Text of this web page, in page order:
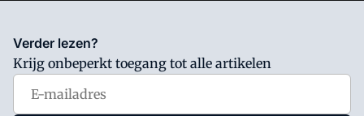
Salarisnet is onderdeel van VMN media. Lees in
waar VMN media voor staat. Op gebruik van deze site zijn de
volgende regelingen van toepassing:Algemene Voorwaarden
Privacy en Cookie beleid
Verder lezen?
Krijg onbeperkt toegang tot alle artikelen